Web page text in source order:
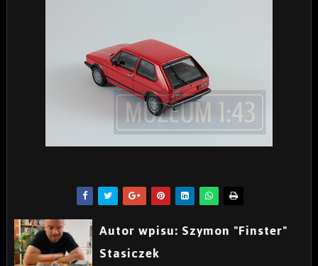
Autor wpisu: Szymon "Finster"
Stasiczek